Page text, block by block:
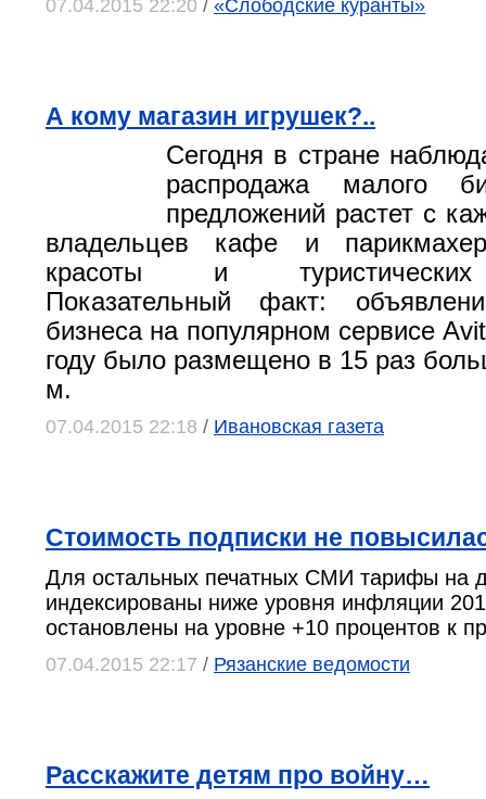
07.04.2015 22:20 / «Слободские куранты»
А кому магазин игрушек?..
Сегодня в стране
распродажа малого
предложений растет с
владельцев кафе и
красоты и
Показательный факт:
бизнеса на популярном сервисе
году было размещено в 15 раз
м.
07.04.2015 22:18 / Ивановская газета
Стоимость подписки не
Для остальных печатных СМИ тарифы на
индексированы ниже уровня инфляции
остановлены на уровне +10 процентов к
07.04.2015 22:17 / Рязанские ведомости
Расскажите детям про войну…